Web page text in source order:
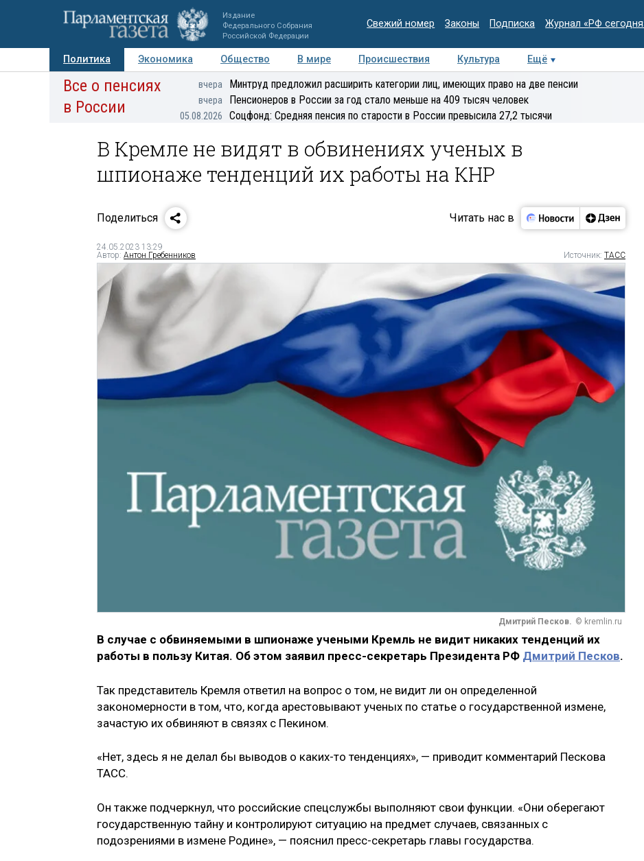
Издание
Федерального Собрания
Российской Федерации
Свежий номер Законы Подписка Журнал «РФ
Политика Экономика Общество В мире Происшествия Культура Ещё
Авторы Персоны Мнения Регионы Медиацентр Интервью Колумнисты
Деловая
Все о пенсиях
в России
вчера Минтруд предложил расширить категории лиц, имеющих право на две пенсии
вчера Пенсионеров в России за год стало меньше на 409 тысяч человек
05.08.2026 Соцфонд: Средняя пенсия по старости в России превысила 27,2 тысячи
В Кремле не видят в обвинениях ученых в
шпионаже тенденций их работы на КНР
Поделиться Читать нас в
24.05.2023 13:29
Автор: Антон Гребенников Источник: ТАСС
Дмитрий Песков. © kremlin.ru
В случае с обвиняемыми в шпионаже учеными Кремль не видит никаких тенденций их
работы в пользу Китая. Об этом заявил пресс-секретарь Президента РФ Дмитрий Песков.
Так представитель Кремля ответил на вопрос о том, не видит ли он определенной
закономерности в том, что, когда арестовывают ученых по статье о государственной измене,
зачастую их обвиняют в связях с Пекином.
«Нет, здесь я не делал бы выводов о каких-то тенденциях», — приводит комментарий Пескова
ТАСС.
Он также подчеркнул, что российские спецслужбы выполняют свои функции. «Они оберегают
государственную тайну и контролируют ситуацию на предмет случаев, связанных с
подозрениями в измене Родине», — пояснил пресс-секретарь главы государства.